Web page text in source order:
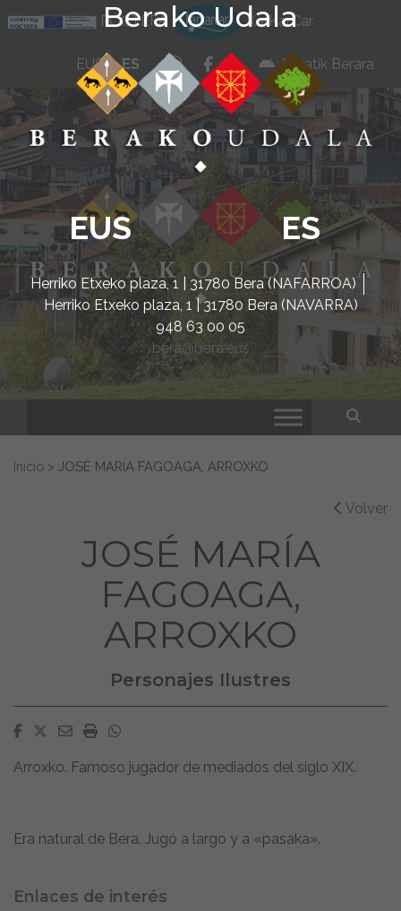
Berako Udala
EUS ES
Herriko Etxeko plaza, 1 | 31780 Bera (NAFARROA)
Herriko Etxeko plaza, 1 | 31780 Bera (NAVARRA)
948 63 00 05
bera@bera.eus
POCTEFA KarKarCar
EUS ES whatsapp
facebook
instagram
Beratik Berara
Buscar:
Inicio > JOSÉ MARÍA FAGOAGA, ARROXKO
Volver
JOSÉ MARÍA
FAGOAGA,
ARROXKO
Personajes Ilustres
Facebook
Twitter
EmailImprimirWhatsapp
Arroxko. Famoso jugador de mediados del siglo XIX.
Era natural de Bera. Jugó a largo y a «pasaka».
Enlaces de interés